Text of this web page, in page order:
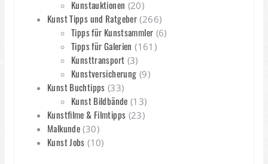
Kunstauktionen (20)
Kunst Tipps und Ratgeber (266)
Tipps für Kunstsammler (6)
Tipps für Galerien (161)
Kunsttransport (3)
Kunstversicherung (9)
Kunst Buchtipps (33)
Kunst Bildbände (13)
Kunstfilme & Filmtipps (23)
Malkunde (30)
Kunst Jobs (10)